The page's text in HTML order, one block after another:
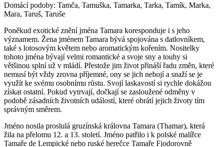
Domácí podoby: Tamča, Tamuška, Tamarka, Tarka, Tamík, Marka,
Mara, Taruš, Taruše
Poněkud exotické znění jména Tamara koresponduje i s jeho
významem. Žena jménem Tamara bývá spojována s datlovníkem,
také s lotosovým květem nebo aromatickým kořením. Nositelky
tohoto jména bývají velmi romantické a svoje sny a touhy si
většinou splní už v mládí. Přestože jim život přináší řadu změn, které
nemusí být vždy zrovna příjemné, ony se jich nebojí a snaží se je
využít ke svému osobnímu růstu. Svojí laskavostí si rychle dokážou
získat ostatní. Pokud vytrvají, dočkají se zasloužené odměny v
podobě zásadních životních událostí, které obrátí jejich životy tím
správným směrem.
Jméno nosila proslulá gruzínská královna Tamara (Thamar), která
žila na přelomu 12. a 13. století. Jméno patřilo i k polské malířce
Tamaře de Lempické nebo ruské herečce Tamaře Fjodorovně